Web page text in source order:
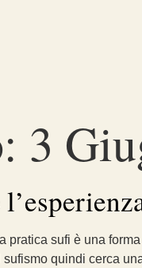
3
pratica sufi è una
quindi cerca